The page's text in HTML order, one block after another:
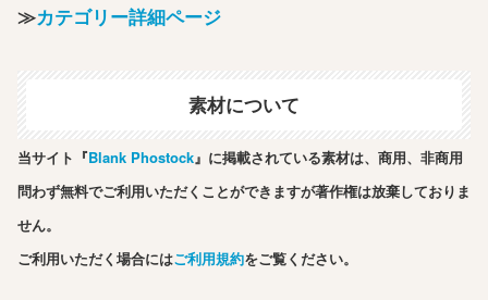
≫カテゴリー詳細ページ
素材について
当サイト『Blank Phostock』に掲載されている素材は、商用、非商用
問わず無料でご利用いただくことができますが著作権は放棄しておりま
せん。
ご利用いただく場合にはご利用規約をご覧ください。